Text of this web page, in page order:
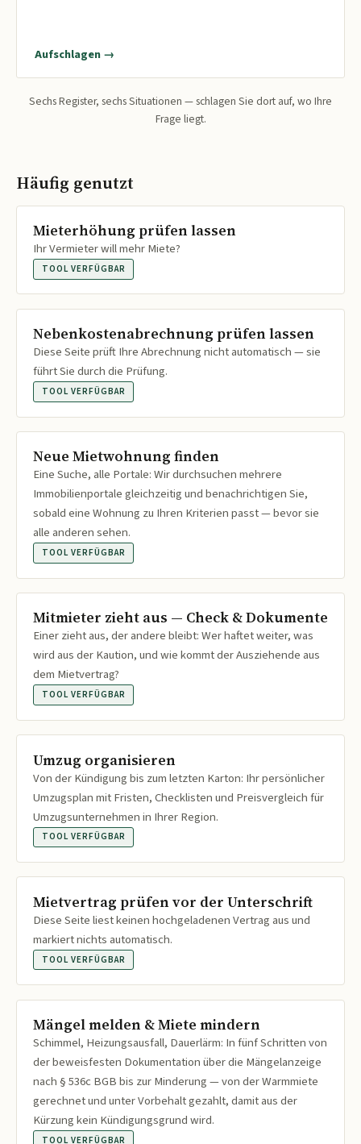
Aufschlagen →
Sechs Register, sechs Situationen — schlagen Sie dort auf, wo Ihre
Frage liegt.
Häufig genutzt
Mieterhöhung prüfen lassen
Ihr Vermieter will mehr Miete?
TOOL VERFÜGBAR
Nebenkostenabrechnung prüfen lassen
Diese Seite prüft Ihre Abrechnung nicht automatisch — sie
führt Sie durch die Prüfung.
TOOL VERFÜGBAR
Neue Mietwohnung finden
Eine Suche, alle Portale: Wir durchsuchen mehrere
Immobilienportale gleichzeitig und benachrichtigen Sie,
sobald eine Wohnung zu Ihren Kriterien passt — bevor sie
alle anderen sehen.
TOOL VERFÜGBAR
Mitmieter zieht aus — Check & Dokumente
Einer zieht aus, der andere bleibt: Wer haftet weiter, was
wird aus der Kaution, und wie kommt der Ausziehende aus
dem Mietvertrag?
TOOL VERFÜGBAR
Umzug organisieren
Von der Kündigung bis zum letzten Karton: Ihr persönlicher
Umzugsplan mit Fristen, Checklisten und Preisvergleich für
Umzugsunternehmen in Ihrer Region.
TOOL VERFÜGBAR
Mietvertrag prüfen vor der Unterschrift
Diese Seite liest keinen hochgeladenen Vertrag aus und
markiert nichts automatisch.
TOOL VERFÜGBAR
Mängel melden & Miete mindern
Schimmel, Heizungsausfall, Dauerlärm: In fünf Schritten von
der beweisfesten Dokumentation über die Mängelanzeige
nach § 536c BGB bis zur Minderung — von der Warmmiete
gerechnet und unter Vorbehalt gezahlt, damit aus der
Kürzung kein Kündigungsgrund wird.
TOOL VERFÜGBAR